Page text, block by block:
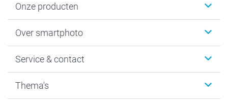
Onze producten
Fotoboeken
Fotocadeaus
Kaarten
Over smartphoto
Vacatures
Bestelproces
Service & contact
Tevredenheidsgarantie
Thema's